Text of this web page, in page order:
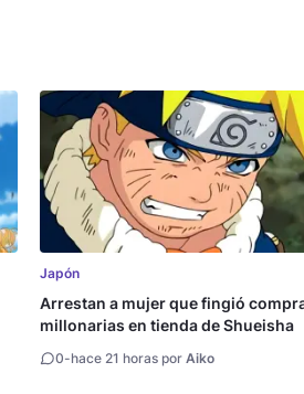
Japón
Arrestan a mujer que fingió
millonarias en tienda de Shueisha
0-hace 21 horas porAiko